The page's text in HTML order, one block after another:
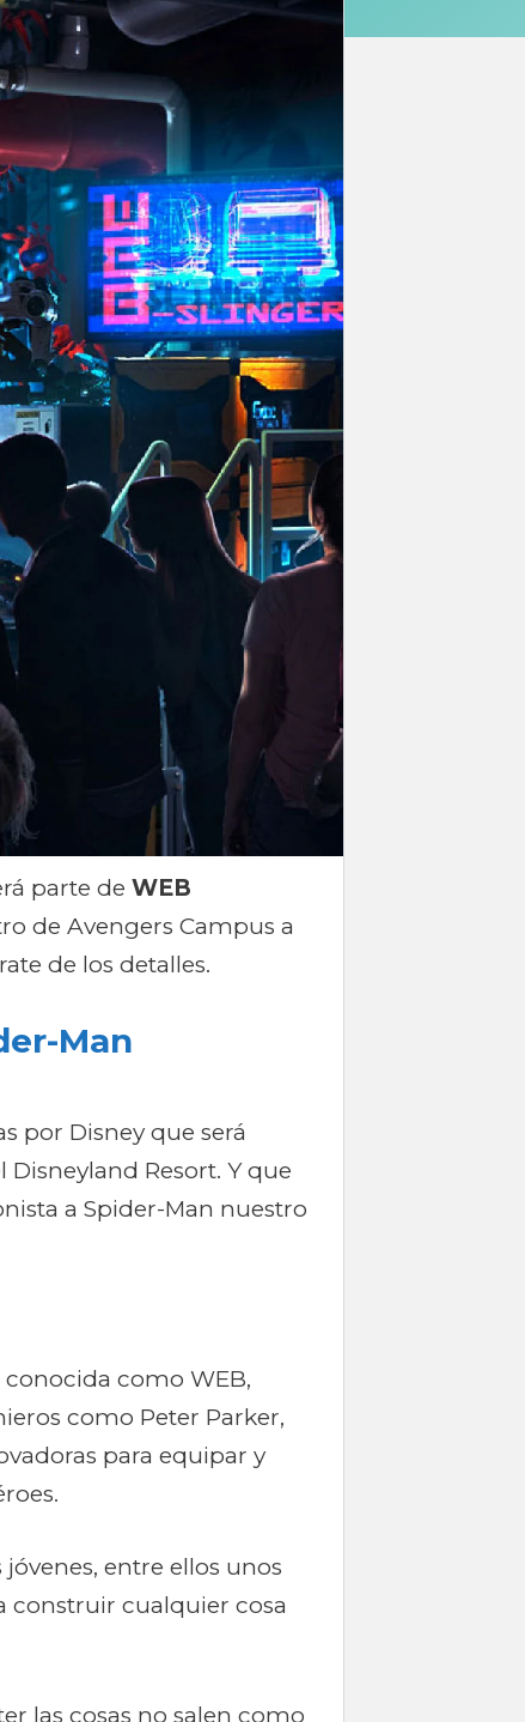
parte de WEB
de Avengers Campus a
de los detalles.
Man
por Disney que será
Resort. Y que
a Spider-Man nuestro
como WEB,
como Peter Parker,
para equipar y
entre ellos unos
construir cualquier cosa
las cosas no salen como